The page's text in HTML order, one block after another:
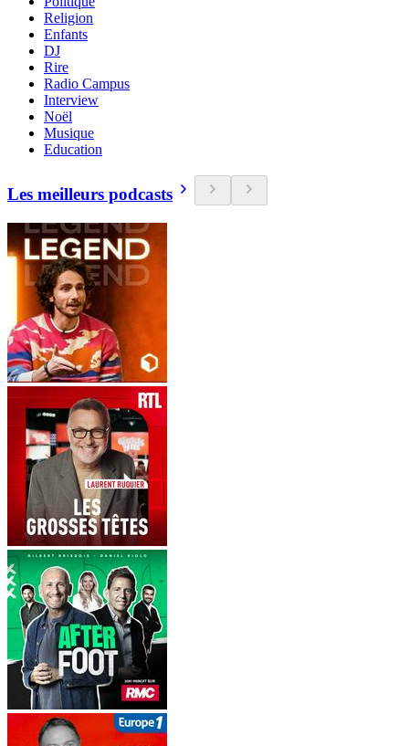
Religion
Enfants
DJ
Rire
Radio Campus
Interview
Noël
Musique
Education
Les meilleurs podcasts